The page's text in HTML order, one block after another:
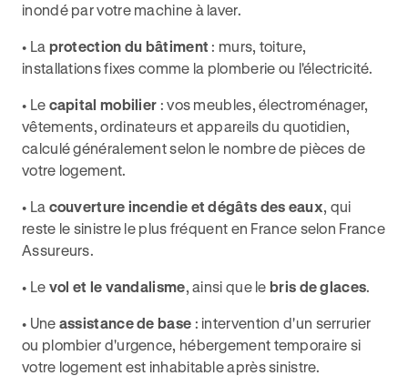
inondé par votre machine à laver.
• La protection du bâtiment : murs, toiture,
installations fixes comme la plomberie ou l'électricité.
• Le capital mobilier : vos meubles, électroménager,
vêtements, ordinateurs et appareils du quotidien,
calculé généralement selon le nombre de pièces de
votre logement.
• La couverture incendie et dégâts des eaux, qui
reste le sinistre le plus fréquent en France selon France
Assureurs.
• Le vol et le vandalisme, ainsi que le bris de glaces.
• Une assistance de base : intervention d'un serrurier
ou plombier d'urgence, hébergement temporaire si
votre logement est inhabitable après sinistre.